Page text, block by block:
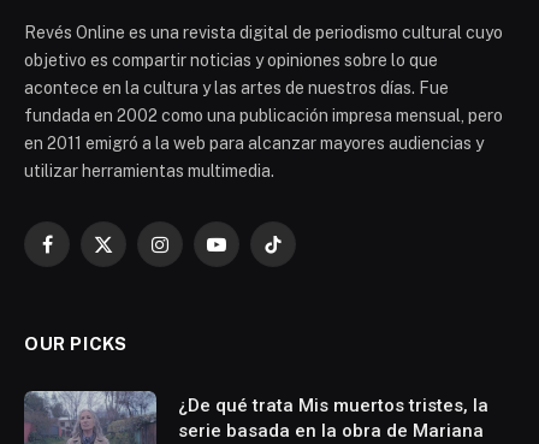
Revés Online es una revista digital de periodismo cultural cuyo
objetivo es compartir noticias y opiniones sobre lo que
acontece en la cultura y las artes de nuestros días. Fue
fundada en 2002 como una publicación impresa mensual, pero
en 2011 emigró a la web para alcanzar mayores audiencias y
utilizar herramientas multimedia.
Facebook
X
InstagramYouTubeTikTok
OUR PICKS
¿De qué trata Mis muertos tristes, la
serie basada en la obra de Mariana